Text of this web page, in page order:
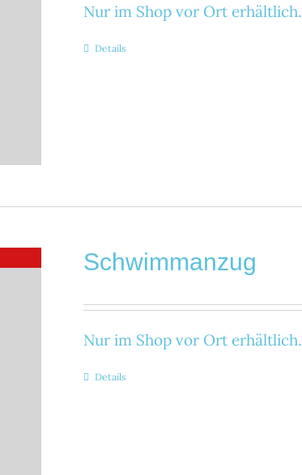
Nur im Shop vor Ort erhältlich.
Details
Schwimmanzug
Nur im Shop vor Ort erhältlich.
Details